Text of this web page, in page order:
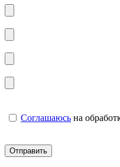
Соглашаюсь на